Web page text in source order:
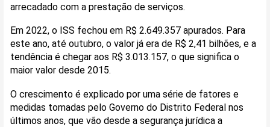
arrecadado com a prestação de serviços.
Em 2022, o ISS fechou em R$ 2.649.357 apurados. Para
este ano, até outubro, o valor já era de R$ 2,41 bilhões, e a
tendência é chegar aos R$ 3.013.157, o que significa o
maior valor desde 2015.
O crescimento é explicado por uma série de fatores e
medidas tomadas pelo Governo do Distrito Federal nos
últimos anos, que vão desde a segurança jurídica a